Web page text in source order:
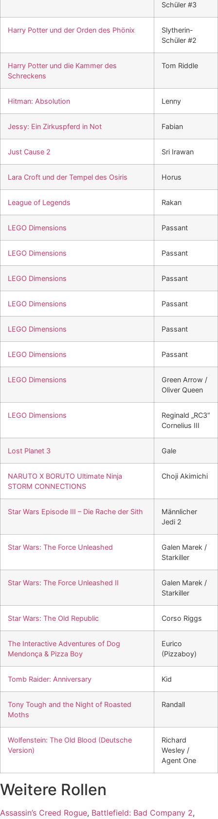
Schüler #3
Harry Potter und der Orden des Phönix
Slytherin-
Schüler #2
Harry Potter und die Kammer des
Schreckens
Tom Riddle
Hitman: Absolution Lenny
Jessy: Ein Zirkuspferd in Not Fabian
Just Cause 2 Sri Irawan
Lara Croft und der Tempel des Osiris Horus
League of Legends Rakan
LEGO Dimensions Passant
LEGO Dimensions Passant
LEGO Dimensions Passant
LEGO Dimensions Passant
LEGO Dimensions Passant
LEGO Dimensions Passant
LEGO Dimensions
Green Arrow /
Oliver Queen
LEGO Dimensions
Reginald „RC3“
Cornelius III
Lost Planet 3 Gale
NARUTO X BORUTO Ultimate Ninja
STORM CONNECTIONS
Choji Akimichi
Star Wars Episode III – Die Rache der Sith
Männlicher
Jedi 2
Star Wars: The Force Unleashed
Galen Marek /
Starkiller
Star Wars: The Force Unleashed II
Galen Marek /
Starkiller
Star Wars: The Old Republic Corso Riggs
The Interactive Adventures of Dog
Mendonça & Pizza Boy
Eurico
(Pizzaboy)
Tomb Raider: Anniversary Kid
Tony Tough and the Night of Roasted
Moths
Randall
Wolfenstein: The Old Blood (Deutsche
Version)
Richard
Wesley /
Agent One
Weitere Rollen
Assassin’s Creed Rogue, Battlefield: Bad Company 2,